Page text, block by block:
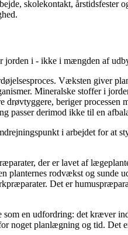
skolekontakt,
jorden i - ikke i mængden af
Væksten giver
Mineralske stoffer i
drøvtyggere, beriger
passer derimod ikke til en
i arbejdet for at
der er lavet af
planternes rodvækst og
Det er
en udfordring: det kræver
noget planlægning og tid.